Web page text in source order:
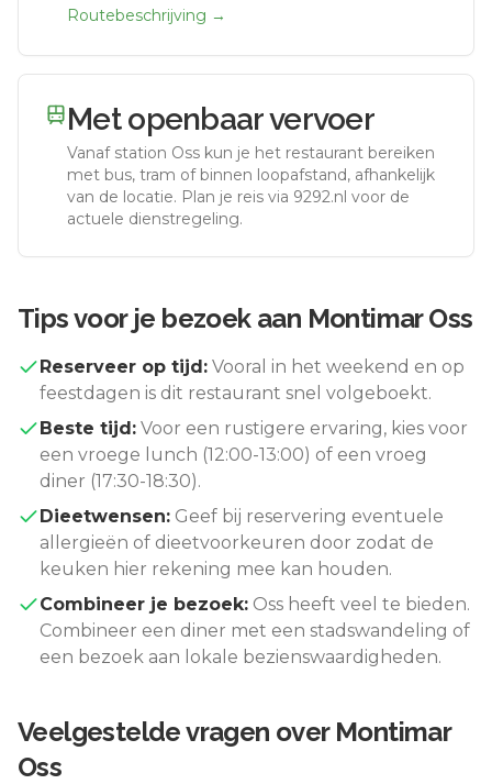
Routebeschrijving →
Met openbaar vervoer
Vanaf station Oss kun je het restaurant bereiken
met bus, tram of binnen loopafstand, afhankelijk
van de locatie. Plan je reis via 9292.nl voor de
actuele dienstregeling.
Tips voor je bezoek aan Montimar Oss
Reserveer op tijd: Vooral in het weekend en op
feestdagen is dit restaurant snel volgeboekt.
Beste tijd: Voor een rustigere ervaring, kies voor
een vroege lunch (12:00-13:00) of een vroeg
diner (17:30-18:30).
Dieetwensen: Geef bij reservering eventuele
allergieën of dieetvoorkeuren door zodat de
keuken hier rekening mee kan houden.
Combineer je bezoek: Oss heeft veel te bieden.
Combineer een diner met een stadswandeling of
een bezoek aan lokale bezienswaardigheden.
Veelgestelde vragen over Montimar
Oss